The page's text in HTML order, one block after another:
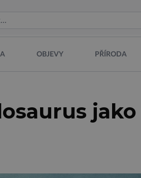
OBJEVY PŘÍRODA